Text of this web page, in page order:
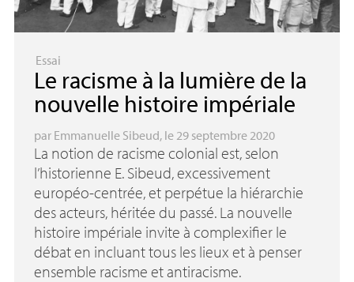
Essai
Le racisme à la lumière de la
nouvelle histoire impériale
par Emmanuelle Sibeud, le 29 septembre 2020
La notion de racisme colonial est, selon
l’historienne E. Sibeud, excessivement
européo-centrée, et perpétue la hiérarchie
des acteurs, héritée du passé. La nouvelle
histoire impériale invite à complexifier le
débat en incluant tous les lieux et à penser
ensemble racisme et antiracisme.